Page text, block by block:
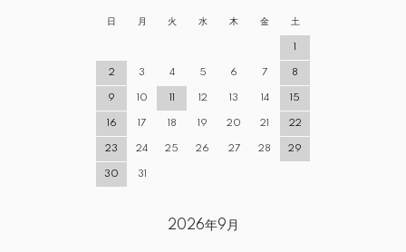
日 月 火 水 木 金 土
1
2 3 4 5 6 7 8
9 10 11 12 13 14 15
16 17 18 19 20 21 22
23 24 25 26 27 28 29
30 31
2026年9月